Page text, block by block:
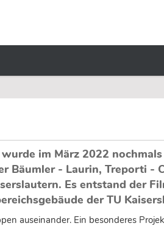
im März 2022 nochmals
Bäumler - Laurin, Treporti -
Es entstand der
der TU
auseinander. Ein besonderes